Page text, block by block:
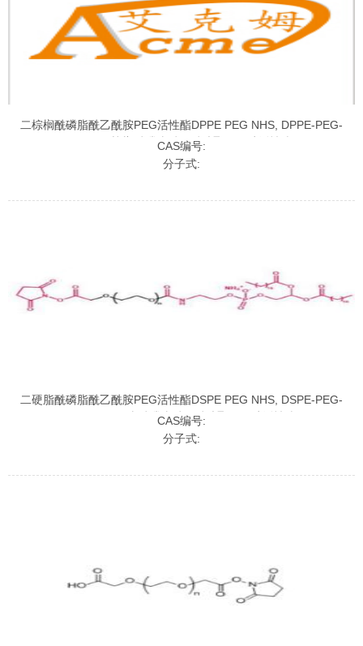
二棕榈酰磷脂酰乙酰胺PEG活性酯DPPE PEG NHS, DPPE-PEG-
SCM,二棕榈酰磷脂酰乙酰胺聚乙二醇活性酯
CAS编号:
分子式:
二硬脂酰磷脂酰乙酰胺PEG活性酯DSPE PEG NHS, DSPE-PEG-
SCM，二硬脂酰磷脂酰乙酰胺聚乙二醇活性酯
CAS编号:
分子式: